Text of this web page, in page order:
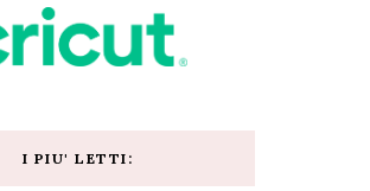
I PIU' LETTI: